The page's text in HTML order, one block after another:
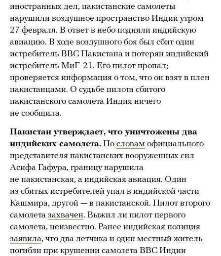
иностранных дел, пакистанские самолеты
нарушили воздушное пространство Индии утром
27 февраля. В ответ в небо подняли индийскую
авиацию. В ходе воздушного боя был сбит один
истребитель ВВС Пакистана и потерян индийский
истребитель МиГ-21. Его пилот пропал;
проверяется информация о том, что он взят в плен
пакистанцами. О судьбе пилота сбитого
пакистанского самолета Индия ничего
не сообщила.
Пакистан утверждает, что уничтожены два
индийских самолета. По словам официального
представителя пакистанских вооруженных сил
Асифа Гафура, границу нарушила
не пакистанская, а индийская авиация. Один
из сбитых истребителей упал в индийской части
Кашмира, другой — в пакистанской. Пилот второго
самолета захвачен. Выжил ли пилот первого
самолета, неизвестно. Ранее индийская полиция
заявила, что два летчика и один местный житель
погибли при крушении самолета ВВС Индии